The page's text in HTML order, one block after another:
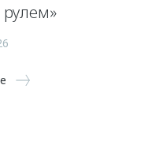
рулем»